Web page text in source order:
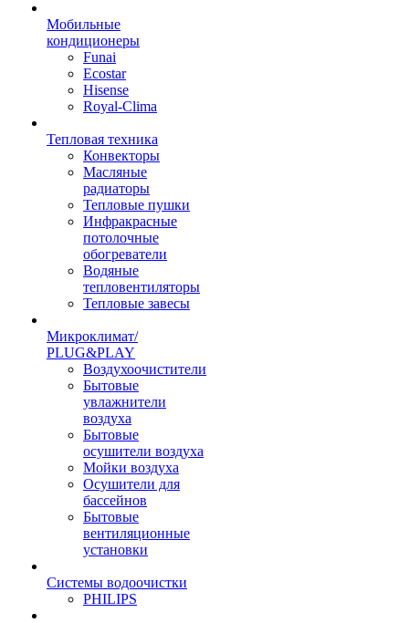
Мобильные
кондиционеры
Funai
Ecostar
Hisense
Royal-Clima
Тепловая техника
Конвекторы
Масляные
радиаторы
Тепловые пушки
Инфракрасные
потолочные
обогреватели
Водяные
тепловентиляторы
Тепловые завесы
Микроклимат/
PLUG&PLAY
Воздухоочистители
Бытовые
увлажнители
воздуха
Бытовые
осушители воздуха
Мойки воздуха
Осушители для
бассейнов
Бытовые
вентиляционные
установки
Системы водоочистки
PHILIPS